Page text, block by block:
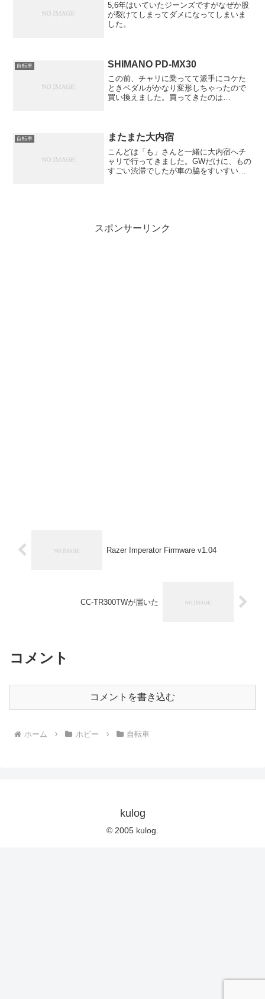
5,6年はいていたジーンズですがなぜか股
が裂けてしまってダメになってしまいま
した。
自転車 SHIMANO PD-MX30
この前、チャリに乗ってて派手にコケた
ときペダルがかなり変形しちゃったので
買い換えました。買ってきたのは
その代わり、微妙に...
自転車 またまた大内宿
こんどは「も」さんと一緒に大内宿へチ
ャリで行ってきました。GWだけに、もの
すごい渋滞でしたが車の脇をすいすいと
スポンサーリンク
Razer Imperator Firmware v1.04
CC-TR300TWが届いた
コメント
コメントを書き込む
ホーム ホビー 自転車
kulog
© 2005 kulog.